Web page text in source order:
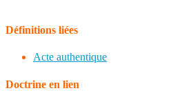
Définitions liées
Acte authentique
Doctrine en lien